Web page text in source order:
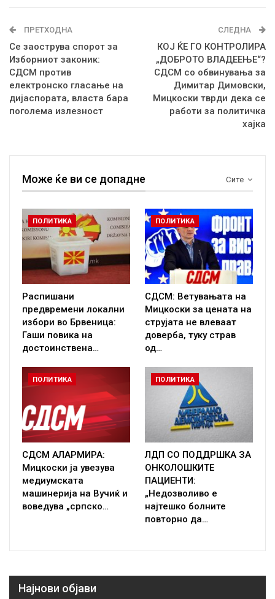
ПРЕТХОДНА
Се заострува спорот за
Изборниот законик:
СДСМ против
електронско гласање на
дијаспората, власта бара
поголема излезност
СЛЕДНА
КОЈ ЌЕ ГО КОНТРОЛИРА
„ДОБРОТО ВЛАДЕЕЊЕ“?
СДСМ со обвинувања за
Димитар Димовски,
Мицкоски тврди дека се
работи за политичка
хајка
Сите
Може ќе ви се допадне
ПОЛИТИКА
Распишани
предвремени локални
избори во Брвеница:
Гаши повика на
достоинствена…
ПОЛИТИКА
СДСМ: Ветувањата на
Мицкоски за цената на
струјата не влеваат
доверба, туку страв
од…
ПОЛИТИКА
СДСМ АЛАРМИРА:
Мицкоски ја увезува
медиумската
машинерија на Вучиќ и
воведува „српско…
ПОЛИТИКА
ЛДП СО ПОДДРШКА ЗА
ОНКОЛОШКИТЕ
ПАЦИЕНТИ:
„Недозволиво е
најтешко болните
повторно да…
Најнови објави